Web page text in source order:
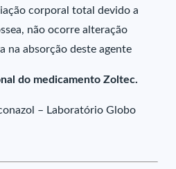
corporal total devido a
não ocorre alteração
na absorção deste agente
do medicamento Zoltec.
– Laboratório Globo